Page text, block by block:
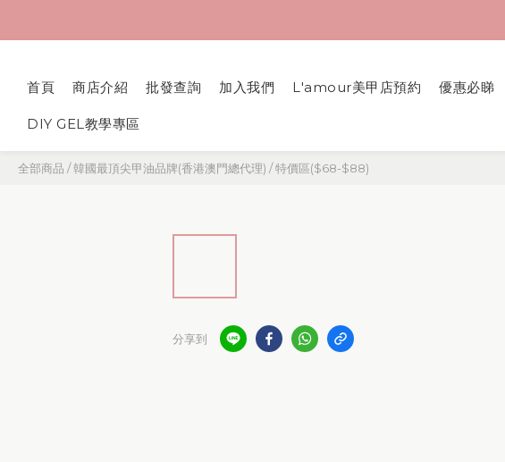
首頁 商店介紹 批發查詢 加入我們 L'amour美甲店預約 優惠必睇
DIY GEL教學專區
全部商品 /韓國最頂尖甲油品牌(香港澳門總代理) /特價區($68-$88)
分享到